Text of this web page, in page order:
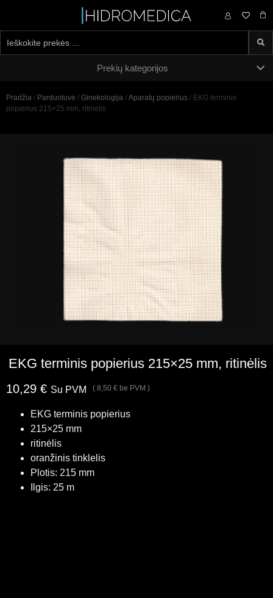
0,00 €
Prekių kategorijos
Pradžia / Parduotuvė / Ginekologija / Aparatų popierius / EKG terminis
popierius 215×25 mm, ritinėlis
EKG terminis popierius 215×25 mm, ritinėlis
10,29 € Su PVM ( 8,50 € be PVM )
EKG terminis popierius
215×25 mm
ritinėlis
oranžinis tinklelis
Plotis: 215 mm
Ilgis: 25 m